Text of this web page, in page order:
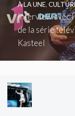
Interview avec
de la série
Kasteel
À LA UNE,